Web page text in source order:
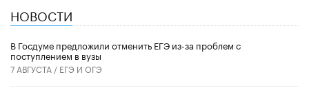
НОВОСТИ
В Госдуме предложили отменить ЕГЭ из-за проблем с
поступлением в вузы
7 АВГУСТА / ЕГЭ И ОГЭ